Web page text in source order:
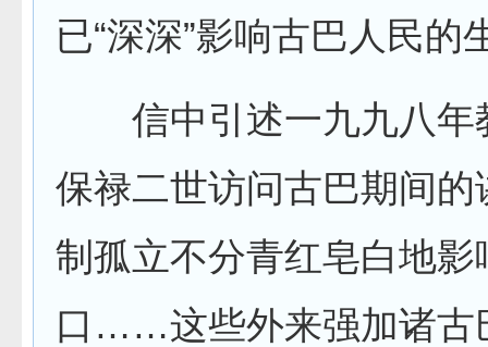
已“深深”影响古巴人民的
信中引述一九九八年
保禄二世访问古巴期间的
制孤立不分青红皂白地影
口……这些外来强加诸古